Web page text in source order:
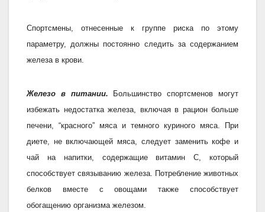
Спортсмены, отнесенные к группе риска по этому
параметру, должны постоянно следить за содержанием
железа в крови.
Железо в питании. Большинство спортсменов могут
избежать недостатка железа, включая в рацион больше
печени, “красного” мяса и темного куриного мяса. При
диете, не включающей мяса, следует заменить кофе и
чай на напитки, содержащие витамин С, который
способствует связыванию железа. Потребление животных
белков вместе с овощами также способствует
обогащению организма железом.